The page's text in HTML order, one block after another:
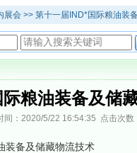
展会 >> 第十一届IND*国际粮油装
粮油装备及储
间：2020/5/22 16:54:35 点击次数
装备及储藏物流技术